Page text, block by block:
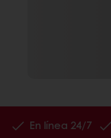
En línea 24/7